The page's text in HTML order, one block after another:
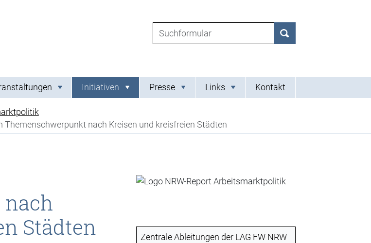
Suchen nach:
Suchen
Initiativen Presse Links Kontakt
nach Kreisen und kreisfreien Städten
Städten
Zentrale Ableitungen der LAG FW NRW